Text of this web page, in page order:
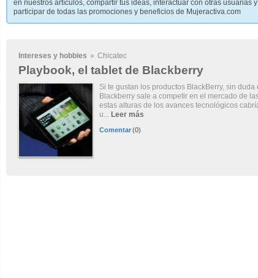
en nuestros artículos, compartir tus ideas, interactuar con otras usuarias y
participar de todas las promociones y beneficios de Mujeractiva.com
Intereses y hobbies » Chicatec
Playbook, el tablet de Blackberry
Si te gustan los productos BlackBerry, sin duda
Blackberry sale a competir en el mercado de
estas alturas de los avances tecnológicos
u... Leer más
Comentar (0)